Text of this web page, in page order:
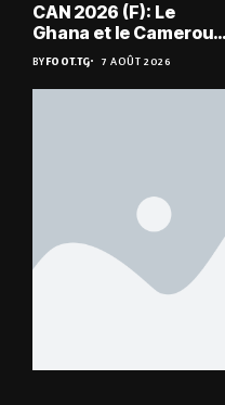
CAN 2026 (F): Le
Ghana et le Cameroun
en quarts
BYFOOT.TG 7 AOÛT 2026